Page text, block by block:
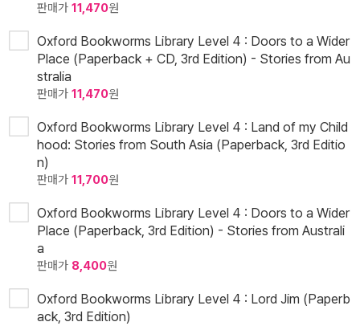
판매가 11,470원
Oxford Bookworms Library Level 4 : Doors to a Wider
Place (Paperback + CD, 3rd Edition) - Stories from Au
stralia
판매가 11,470원
Oxford Bookworms Library Level 4 : Land of my Child
hood: Stories from South Asia (Paperback, 3rd Editio
n)
판매가 11,700원
Oxford Bookworms Library Level 4 : Doors to a Wider
Place (Paperback, 3rd Edition) - Stories from Australi
a
판매가 8,400원
Oxford Bookworms Library Level 4 : Lord Jim (Paperb
ack, 3rd Edition)